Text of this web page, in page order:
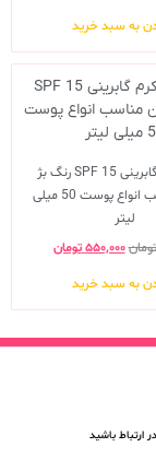
به سبد خرید
بی بی کرم گابرینی SPF 15 رنگ بژ
روشن مناسب انواع پوست 50 میلی
لیتر
تومان۵۵۰,۰۰۰ تومان
به سبد خرید
ارتباط باشید